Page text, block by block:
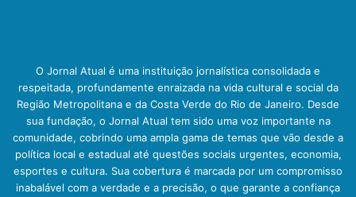
O Jornal Atual é uma instituição jornalística consolidada e
respeitada, profundamente enraizada na vida cultural e social da
Região Metropolitana e da Costa Verde do Rio de Janeiro. Desde
sua fundação, o Jornal Atual tem sido uma voz importante na
comunidade, cobrindo uma ampla gama de temas que vão desde a
política local e estadual até questões sociais urgentes, economia,
esportes e cultura. Sua cobertura é marcada por um compromisso
inabalável com a verdade e a precisão, o que garante a confiança